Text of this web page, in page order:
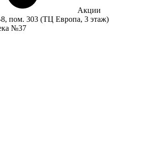
Акции
пом. 303 (ТЦ Европа, 3 этаж)
№37